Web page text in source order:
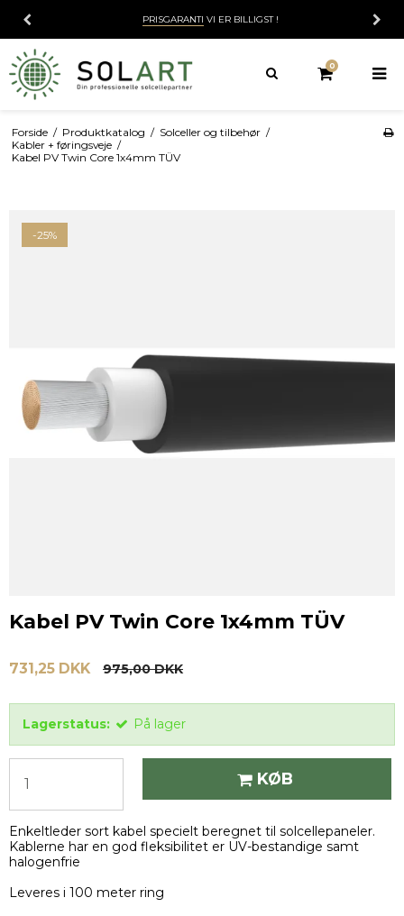
PRISGARANTI VI ER BILLIGST !
0
Forside / Produktkatalog / Solceller og tilbehør /
Kabler + føringsveje /
Kabel PV Twin Core 1x4mm TÜV
-25%
Kabel PV Twin Core 1x4mm TÜV
731,25 DKK 975,00 DKK
Lagerstatus: På lager
KØB
Enkeltleder sort kabel specielt beregnet til solcellepaneler.
Kablerne har en god fleksibilitet er UV-bestandige samt
halogenfrie
Leveres i 100 meter ring